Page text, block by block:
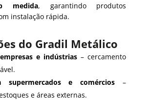
medida, garantindo produtos
instalação rápida.
do Gradil Metálico
e indústrias – cercamento
supermercados e comércios –
e áreas externas.